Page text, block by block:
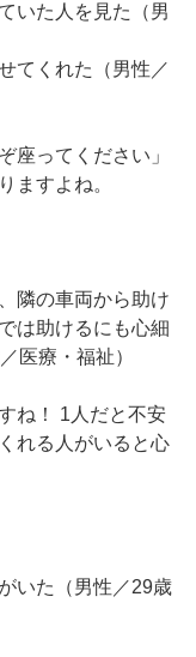
いた人を見た（男
てくれた（男性／
座ってください」
ますよね。
隣の車両から助け
は助けるにも心細
医療・福祉）
ね！ 1人だと不安
れる人がいると心
いた（男性／29歳